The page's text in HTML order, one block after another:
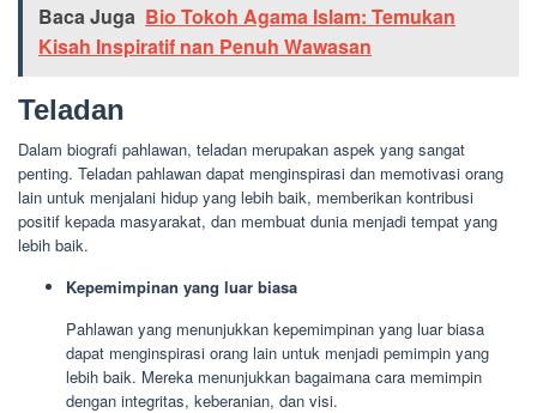
Baca Juga Bio Tokoh Agama Islam: Temukan
Kisah Inspiratif nan Penuh Wawasan
Teladan
Dalam biografi pahlawan, teladan merupakan aspek yang sangat
penting. Teladan pahlawan dapat menginspirasi dan memotivasi orang
lain untuk menjalani hidup yang lebih baik, memberikan kontribusi
positif kepada masyarakat, dan membuat dunia menjadi tempat yang
lebih baik.
Kepemimpinan yang luar biasa
Pahlawan yang menunjukkan kepemimpinan yang luar biasa
dapat menginspirasi orang lain untuk menjadi pemimpin yang
lebih baik. Mereka menunjukkan bagaimana cara memimpin
dengan integritas, keberanian, dan visi.